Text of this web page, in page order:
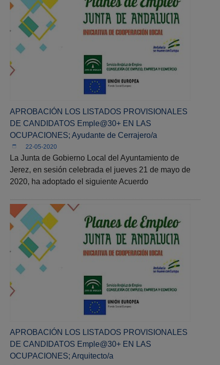
APROBACIÓN LOS LISTADOS PROVISIONALES
DE CANDIDATOS Emple@30+ EN LAS
OCUPACIONES; Ayudante de Cerrajero/a
22-05-2020
La Junta de Gobierno Local del Ayuntamiento de
Jerez, en sesión celebrada el jueves 21 de mayo de
2020, ha adoptado el siguiente Acuerdo
APROBACIÓN LOS LISTADOS PROVISIONALES
DE CANDIDATOS Emple@30+ EN LAS
OCUPACIONES; Arquitecto/a